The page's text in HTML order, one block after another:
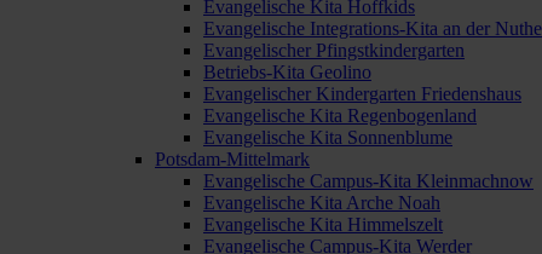
Evangelische Kita Hoffkids
Evangelische Integrations-Kita an der Nuthe
Evangelischer Pfingstkindergarten
Betriebs-Kita Geolino
Evangelischer Kindergarten Friedenshaus
Evangelische Kita Regenbogenland
Evangelische Kita Sonnenblume
Potsdam-Mittelmark
Evangelische Campus-Kita Kleinmachnow
Evangelische Kita Arche Noah
Evangelische Kita Himmelszelt
Evangelische Campus-Kita Werder